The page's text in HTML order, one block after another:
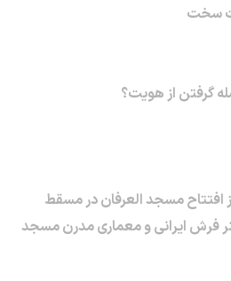
سخت
گرفتن از هویت؟
افتتاح مسجد العرفان در مسقط
فرش ایرانی و معماری مدرن مسجد